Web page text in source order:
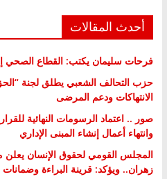
أحدث المقالات
فرحات سليمان يكتب: القطاع الصحي
حزب التحالف الشعبي يطلق لجنة
الانتهاكات ودعم المرضى
صور .. اعتماد الرسومات النهائية
وانتهاء أعمال إنشاء المبنى الإداري
المجلس القومي لحقوق الإنسان يعلن
زهران.. ويؤكد: قرينة البراءة